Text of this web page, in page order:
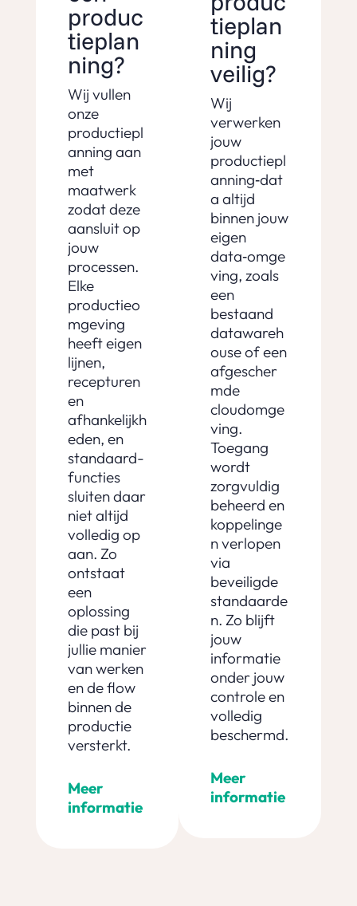
produc
tieplan
ning?
Wij vullen
onze
productiepl
anning aan
met
maatwerk
zodat deze
aansluit op
jouw
processen.
Elke
productieo
mgeving
heeft eigen
lijnen,
recepturen
en
afhankelijkh
eden, en
standaard-
functies
sluiten daar
niet altijd
volledig op
aan. Zo
ontstaat
een
oplossing
die past bij
jullie manier
van werken
en de flow
binnen de
productie
versterkt.
Meer
informatie
tieplan
ning
veilig?
Wij
verwerken
jouw
productiepl
anning‑dat
a altijd
binnen jouw
eigen
data‑omge
ving, zoals
een
bestaand
datawareh
ouse of een
afgescher
mde
cloudomge
ving.
Toegang
wordt
zorgvuldig
beheerd en
koppelinge
n verlopen
via
beveiligde
standaarde
n. Zo blijft
jouw
informatie
onder jouw
controle en
volledig
beschermd.
Meer
informatie